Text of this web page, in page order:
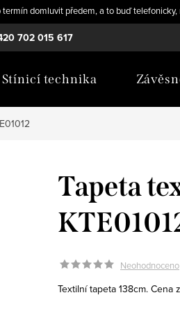
domluvit předem, a to buď
702 015 617
Stínicí technika
Tapeta
Neohodnoceno
Textilní tapeta 138cm. Cena